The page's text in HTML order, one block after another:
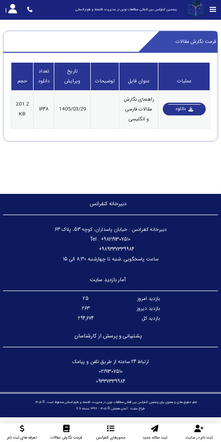
پنجمین کنفرانس بین المللی مطالعات نوین در مدیریت، اقتصاد و علوم انسانی
فرمت نگارش مقالات
عملیات عنوان فایل توضیحات
تاریخ
ویرایش
تعداد
دانلود
حجم
دانلود
راهنمای نگارش
مقالات فارسی
و انگلیسی
1405/03/29
1638
201.2
KB
دبیرخانه کنفرانس
دبیرخانه کنفرانس : خیابان پاسداران، کوچه 53، پلاک 63
Tel : +982191307510
989337339984+
ساعت پاسخگویی :شنبه تا چهارشنبه 8:30 الی 15
آمار بازدید سایت
بازدید امروز
25
بازدید دیروز
263
بازدید کل
294,674
پشتیبانی و پرسش از کارشناسان
ارتباط 24 ساعته از طریق تلفن و پیامک
02191307510
09337339984
تمام حقوق مادی و معنوی برای پنجمین کنفرانس بین المللی مطالعات نوین در مدیریت، اقتصاد و علوم انسانی محفوظ است. © ۱۴۰۵
طراح سایت :آسان همایش © ۱۴۰۵ - 1392 نسخه 9.11
ثبت نام در سایت ثبت مقاله جدید محورهای کنفرانس فرمت نگارش مقالات تعرفه های ثبت نام